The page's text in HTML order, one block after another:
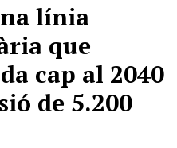
línia
que
cap al 2040
de 5.200